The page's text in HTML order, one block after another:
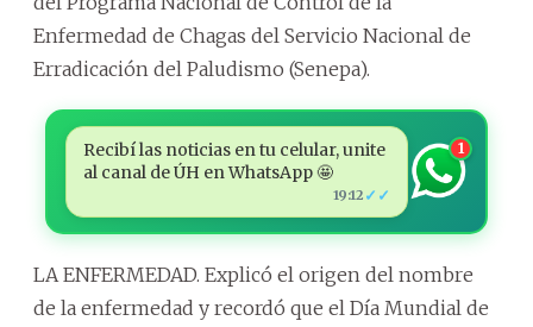
Enfermedad de Chagas del Servicio Nacional de
Erradicación del Paludismo (Senepa).
Recibí las noticias en tu celular, unite
al canal de ÚH en WhatsApp 🤩
19:12 ✓✓
1
LA ENFERMEDAD. Explicó el origen del nombre
de la enfermedad y recordó que el Día Mundial de